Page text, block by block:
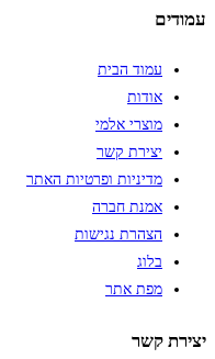
הבית
אלמי
קשר
ופרטיות האתר
חברה
נגישות